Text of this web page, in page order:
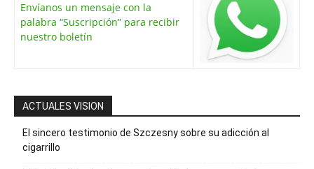
Envíanos un mensaje con la
palabra “Suscripción” para recibir
nuestro boletín
ACTUALES VISION
El sincero testimonio de Szczesny sobre su adicción al
cigarrillo